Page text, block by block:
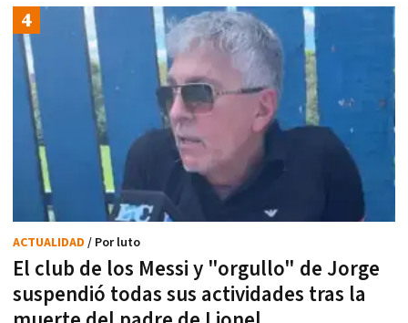
El club de los Messi y "orgullo" de Jorge
suspendió todas sus actividades tras la
ACTUALIDAD / Por luto